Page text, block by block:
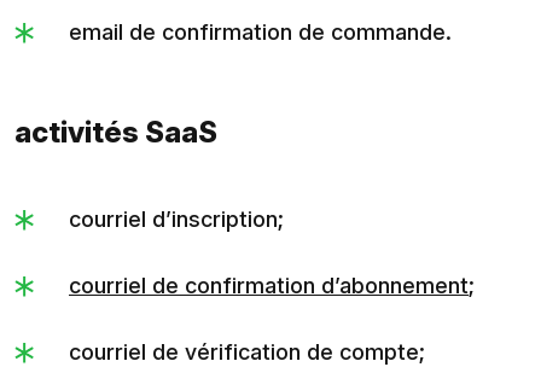
email de confirmation de commande.
activités SaaS
courriel d’inscription;
courriel de confirmation d’abonnement;
courriel de vérification de compte;